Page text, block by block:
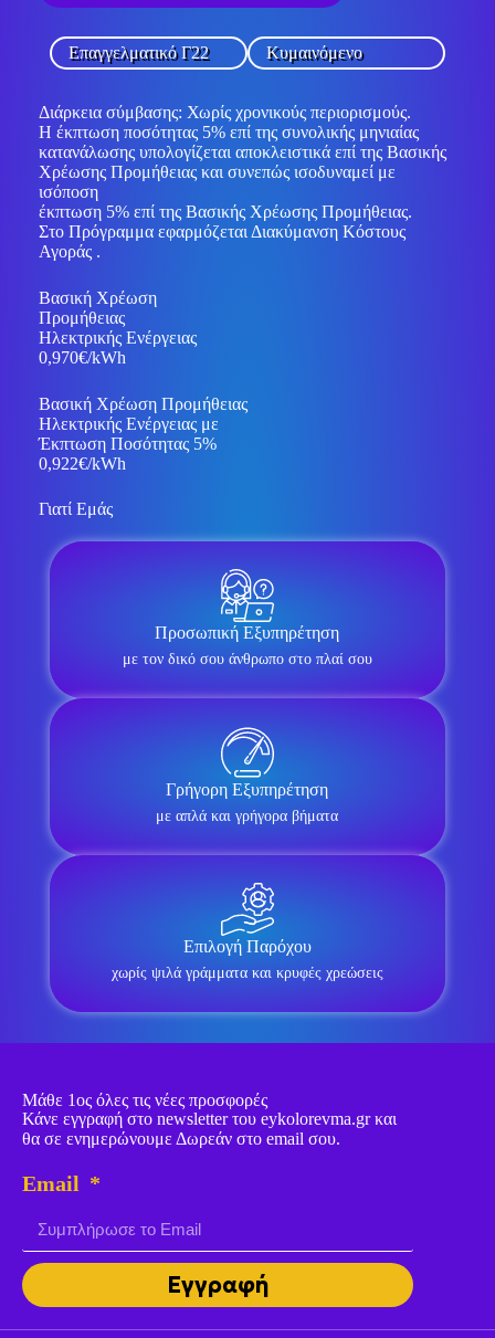
Επαγγελματικό Γ22 Κυμαινόμενο
Διάρκεια σύμβασης: Χωρίς χρονικούς περιορισμούς.
Η έκπτωση ποσότητας 5% επί της συνολικής μηνιαίας
κατανάλωσης υπολογίζεται αποκλειστικά επί της Βασικής
Χρέωσης Προμήθειας και συνεπώς ισοδυναμεί με
ισόποση
έκπτωση 5% επί της Βασικής Χρέωσης Προμήθειας.
Στο Πρόγραμμα εφαρμόζεται Διακύμανση Κόστους
Αγοράς .
Βασική Χρέωση
Προμήθειας
Ηλεκτρικής Ενέργειας
0,970€/kWh
Βασική Χρέωση Προμήθειας
Ηλεκτρικής Ενέργειας με
Έκπτωση Ποσότητας 5%
0,922€/kWh
Γιατί Εμάς
Προσωπική Εξυπηρέτηση
με τον δικό σου άνθρωπο στο πλαί σου
Γρήγορη Εξυπηρέτηση
με απλά και γρήγορα βήματα
Επιλογή Παρόχου
χωρίς ψιλά γράμματα και κρυφές χρεώσεις
Μάθε 1ος όλες τις νέες προσφορές
Κάνε εγγραφή στο newsletter του eykolorevma.gr και
θα σε ενημερώνουμε Δωρεάν στο email σου.
Email
Εγγραφή